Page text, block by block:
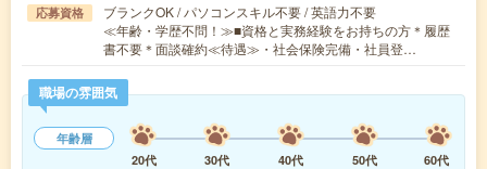
応募資格
ブランクOK / パソコンスキル不要 / 英語力不要
≪年齢・学歴不問！≫■資格と実務経験をお持ちの方＊履歴
書不要＊面談確約≪待遇≫・社会保険完備・社員登…
職場の雰囲気
年齢層
20代
30代 40代 50代
60代